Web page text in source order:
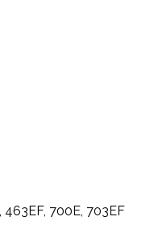
463EF, 700E, 703EF